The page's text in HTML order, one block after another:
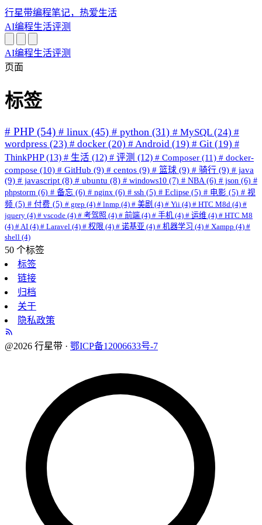
行星带编程笔记，热爱生活
AI编程生活评测
AI编程生活评测
页面
标签
# PHP (54) # linux (45) # python (31) # MySQL (24) #
wordpress (23) # docker (20) # Android (19) # Git (19) #
ThinkPHP (13) # 生活 (12) # 评测 (12) # Composer (11) # docker-
compose (10) # GitHub (9) # centos (9) # 篮球 (9) # 骑行 (9) # java
(9) # javascript (8) # ubuntu (8) # windows10 (7) # NBA (6) # json (6) #
phpstorm (6) # 备忘 (6) # nginx (6) # ssh (5) # Eclipse (5) # 电影 (5) # 视
频 (5) # 付费 (5) # grep (4) # lnmp (4) # 美剧 (4) # Yii (4) # HTC M8d (4) #
jquery (4) # vscode (4) # 考驾照 (4) # 前端 (4) # 手机 (4) # 运维 (4) # HTC M8
(4) # AI (4) # Laravel (4) # 权限 (4) # 诺基亚 (4) # 机器学习 (4) # Xampp (4) #
shell (4)
50 个标签
标签
链接
归档
关于
隐私政策
@2026 行星带 · 鄂ICP备12006633号-7